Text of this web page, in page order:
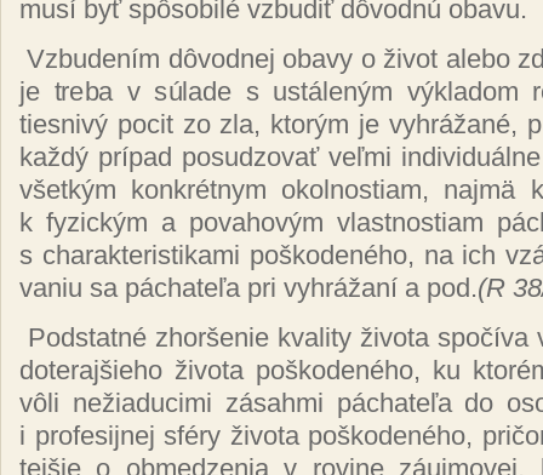
mu­sí byť spô­so­bi­lé vzbu­diť dô­vod­nú oba­vu.
Vzbu­de­ním dô­vod­nej oba­vy o ži­vot ale­bo
je tre­ba v sú­la­de s us­tá­le­ným vý­kla­dom
ties­ni­vý po­cit zo zla, kto­rým je vy­hrá­ža­né,
kaž­dý prí­pad po­su­dzo­vať veľ­mi
všet­kým kon­krét­nym okol­nos­tiam, naj­mä
k fy­zic­kým a po­va­ho­vým vlas­tnos­tiam
s cha­rak­te­ris­ti­ka­mi poš­ko­de­né­ho, na ich
va­niu sa pá­cha­te­ľa pri vy­hrá­ža­ní a pod.(R
Pod­stat­né zhor­še­nie kva­li­ty ži­vo­ta spo­čí­va
do­te­raj­šie­ho ži­vo­ta poš­ko­de­né­ho, ku
vô­li ne­žia­du­ci­mi zá­sah­mi pá­cha­te­ľa do
i pro­fe­sij­nej sfé­ry ži­vo­ta poš­ko­de­né­ho,
tej­šie o ob­me­dzenia v ro­vi­ne zá­uj­mo­vej,